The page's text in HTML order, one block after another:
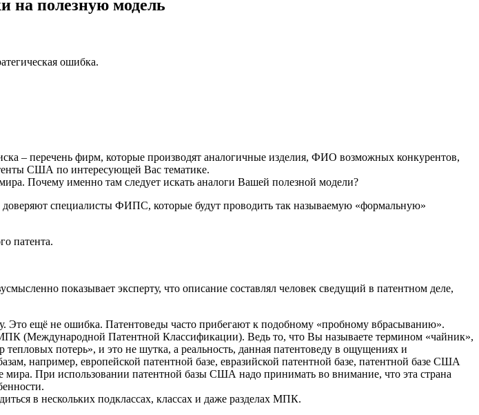
на полезную модель
ошибка.
– перечень фирм, которые производят аналогичные изделия, ФИО возможных конкурентов,
США по интересующей Вас тематике.
Почему именно там следует искать аналоги Вашей полезной модели?
специалисты ФИПС, которые будут проводить так называемую «формальную»
патента.
показывает эксперту, что описание составлял человек сведущий в патентном деле,
ещё не ошибка. Патентоведы часто прибегают к подобному «пробному вбрасыванию».
МПК (Международной Патентной Классификации). Ведь то, что Вы называете термином «чайник»,
потерь», и это не шутка, а реальность, данная патентоведу в ощущениях и
например, европейской патентной базе, евразийской патентной базе, патентной базе США
При использовании патентной базы США надо принимать во внимание, что эта страна
в нескольких подклассах, классах и даже разделах МПК.